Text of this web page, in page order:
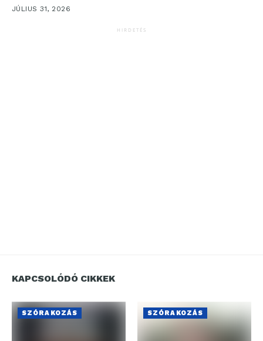
JÚLIUS 31, 2026
HIRDETÉS
KAPCSOLÓDÓ CIKKEK
SZÓRAKOZÁS SZÓRAKOZÁS